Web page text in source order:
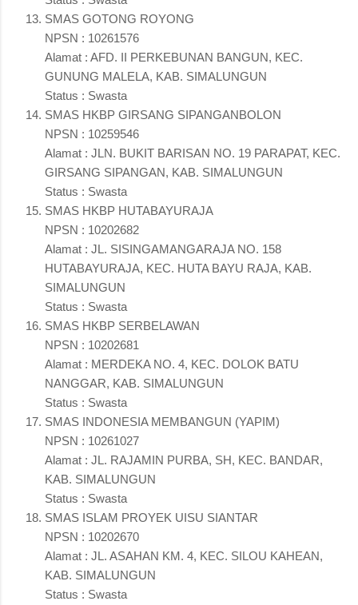
SMAS GOTONG ROYONG
NPSN : 10261576
Alamat : AFD. II PERKEBUNAN BANGUN, KEC.
GUNUNG MALELA, KAB. SIMALUNGUN
Status : Swasta
SMAS HKBP GIRSANG SIPANGANBOLON
NPSN : 10259546
Alamat : JLN. BUKIT BARISAN NO. 19 PARAPAT, KEC.
GIRSANG SIPANGAN, KAB. SIMALUNGUN
Status : Swasta
SMAS HKBP HUTABAYURAJA
NPSN : 10202682
Alamat : JL. SISINGAMANGARAJA NO. 158
HUTABAYURAJA, KEC. HUTA BAYU RAJA, KAB.
SIMALUNGUN
Status : Swasta
SMAS HKBP SERBELAWAN
NPSN : 10202681
Alamat : MERDEKA NO. 4, KEC. DOLOK BATU
NANGGAR, KAB. SIMALUNGUN
Status : Swasta
SMAS INDONESIA MEMBANGUN (YAPIM)
NPSN : 10261027
Alamat : JL. RAJAMIN PURBA, SH, KEC. BANDAR,
KAB. SIMALUNGUN
Status : Swasta
SMAS ISLAM PROYEK UISU SIANTAR
NPSN : 10202670
Alamat : JL. ASAHAN KM. 4, KEC. SILOU KAHEAN,
KAB. SIMALUNGUN
Status : Swasta